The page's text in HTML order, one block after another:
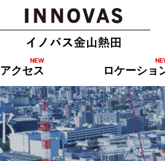
アクセス ロケーショ